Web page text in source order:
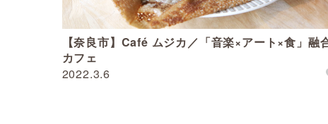
2022.3.6
【奈良市】Café ムジカ／「音楽×アート×食」融
カフェ